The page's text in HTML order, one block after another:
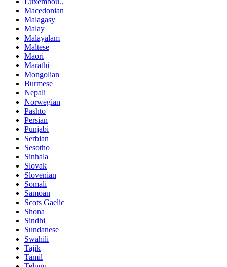
Macedonian
Malagasy
Malay
Malayalam
Maltese
Maori
Marathi
Mongolian
Burmese
Nepali
Norwegian
Pashto
Persian
Punjabi
Serbian
Sesotho
Sinhala
Slovak
Slovenian
Somali
Samoan
Scots Gaelic
Shona
Sindhi
Sundanese
Swahili
Tajik
Tamil